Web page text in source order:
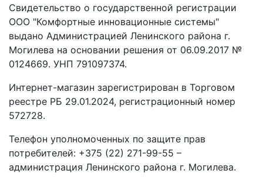
Свидетельство о государственной регистрации
ООО "Комфортные инновационные системы"
выдано Администрацией Ленинского района г.
Могилева на основании решения от 06.09.2017 №
0124669. УНП 791097374.
Интернет-магазин зарегистрирован в Торговом
реестре РБ 29.01.2024, регистрационный номер
572728.
Телефон уполномоченных по защите прав
потребителей: +375 (22) 271-99-55 –
администрация Ленинского района г. Могилева.